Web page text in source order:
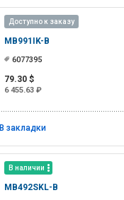
Доступно к заказу
MB991IK-B
6077395
79.30 $
6 455.63 ₽
В закладки
В наличии
MB492SKL-B